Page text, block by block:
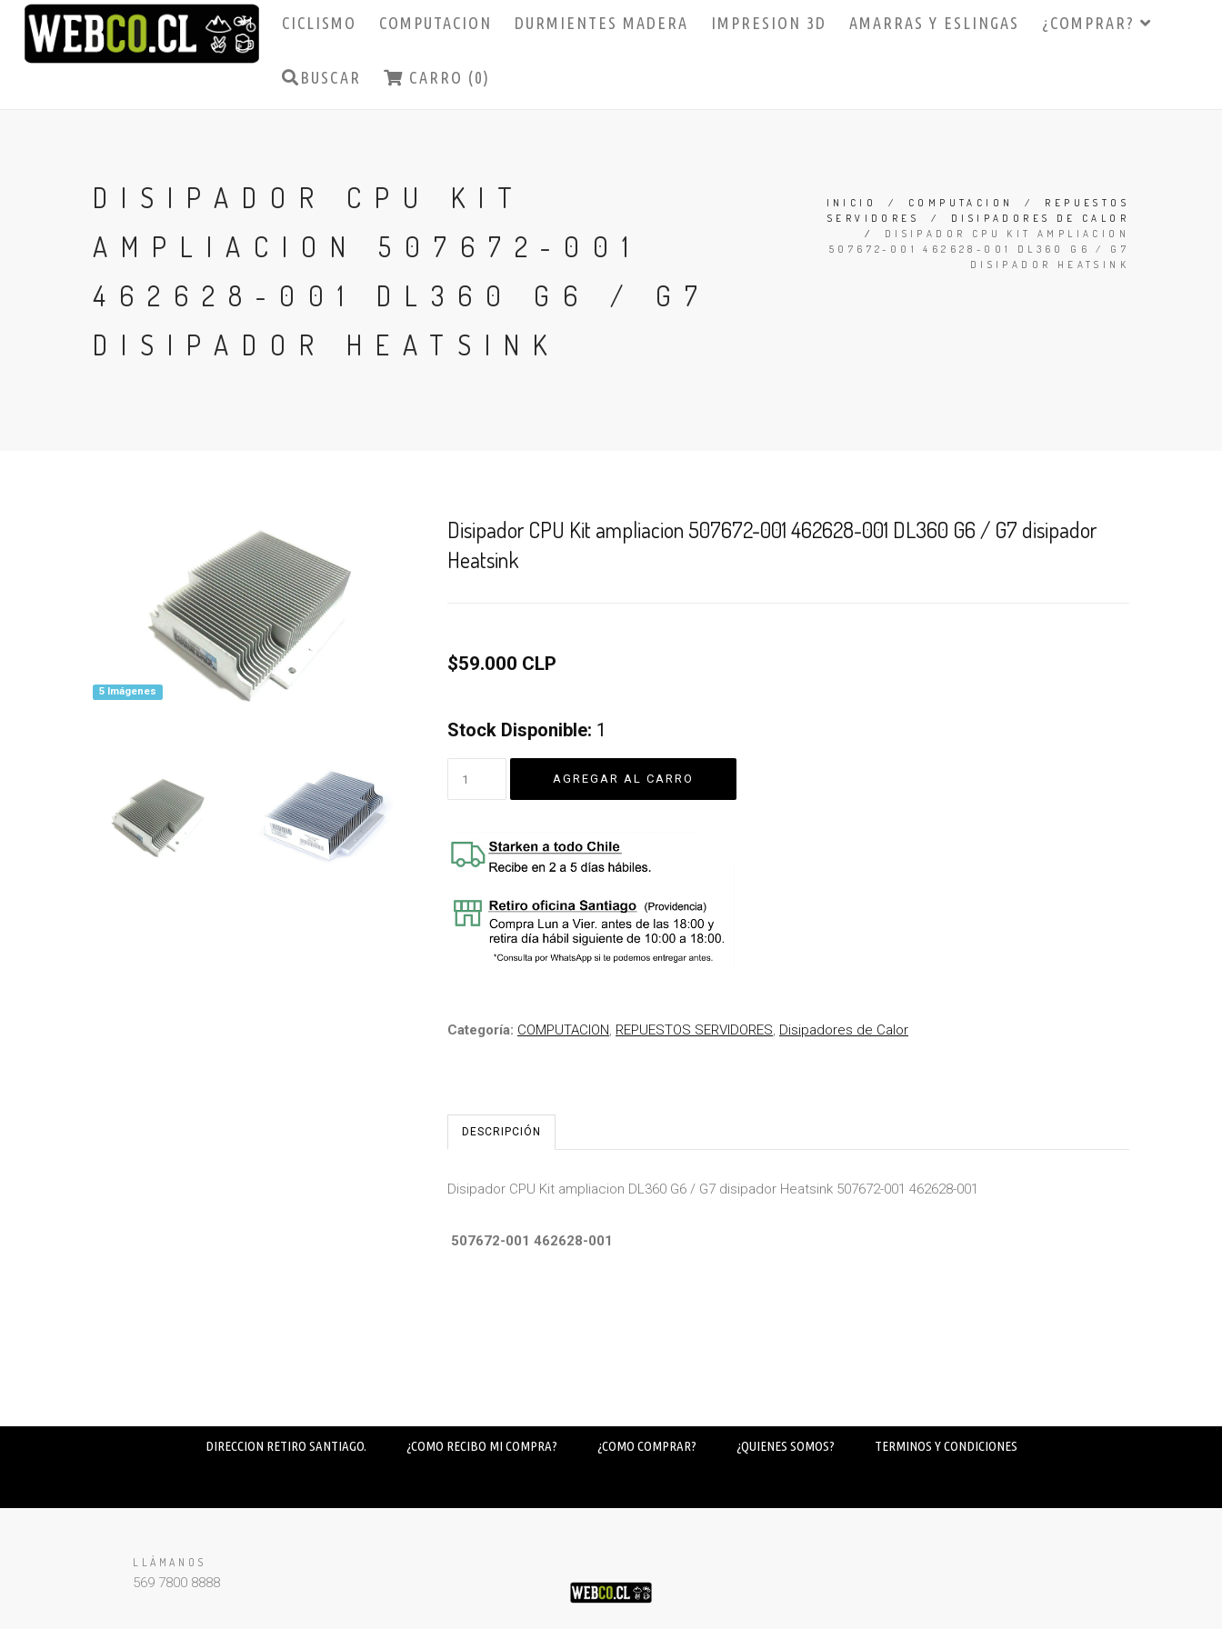
CICLISMO COMPUTACION DURMIENTES MADERA IMPRESION 3D AMARRAS Y ESLINGAS ¿COMPRAR?
BUSCAR CARRO (0)
DISIPADOR CPU KIT
AMPLIACION 507672-001
462628-001 DL360 G6 / G7
DISIPADOR HEATSINK
INICIO / COMPUTACION / REPUESTOS
SERVIDORES
/ DISIPADORES DE CALOR
/ DISIPADOR CPU KIT AMPLIACION
507672-001 462628-001 DL360 G6 / G7
DISIPADOR HEATSINK
5 Imágenes
Disipador CPU Kit ampliacion 507672-001 462628-001 DL360 G6 / G7 disipador
Heatsink
$59.000 CLP
Stock Disponible: 1
Categoría: COMPUTACION, REPUESTOS SERVIDORES, Disipadores de Calor
DESCRIPCIÓN
Disipador CPU Kit ampliacion DL360 G6 / G7 disipador Heatsink 507672-001 462628-001
507672-001 462628-001
DIRECCION RETIRO SANTIAGO. ¿COMO RECIBO MI COMPRA? ¿COMO COMPRAR? ¿QUIENES SOMOS? TERMINOS Y CONDICIONES
LLÁMANOS
569 7800 8888